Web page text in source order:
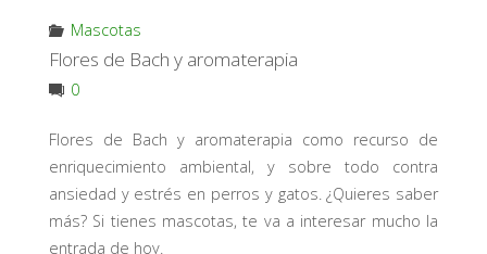
Mascotas
Flores de Bach y aromaterapia
0
Flores de Bach y aromaterapia como recurso de
enriquecimiento ambiental, y sobre todo contra
ansiedad y estrés en perros y gatos. ¿Quieres saber
más? Si tienes mascotas, te va a interesar mucho la
entrada de hoy.